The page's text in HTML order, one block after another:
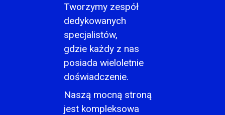
Tworzymy zespół
dedykowanych
specjalistów,
gdzie każdy z nas
posiada wieloletnie
doświadczenie.
Naszą mocną stroną
jest kompleksowa